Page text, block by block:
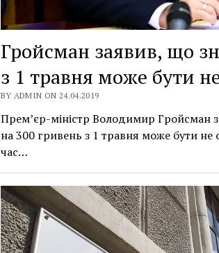
Гройсман заявив, що
з 1 травня може бути
BY ADMIN ON 24.04.2019
Прем’єр-міністр Володимир Гройсман
на 300 гривень з 1 травня може бути не
час…